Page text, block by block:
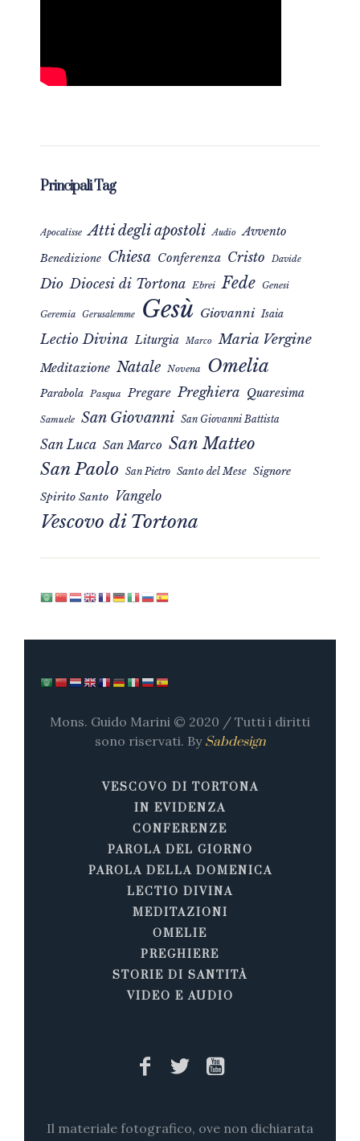
Principali Tag
Apocalisse Atti degli apostoli Audio Avvento
Benedizione Chiesa Conferenza Cristo Davide
Dio Diocesi di Tortona Ebrei Fede Genesi
Geremia Gerusalemme Gesù Giovanni Isaia
Lectio Divina Liturgia Marco Maria Vergine
Meditazione Natale Novena Omelia
Parabola Pasqua Pregare Preghiera Quaresima
Samuele San Giovanni San Giovanni Battista
San Luca San Marco San Matteo
San Paolo San Pietro Santo del Mese Signore
Spirito Santo Vangelo
Vescovo di Tortona
Mons. Guido Marini © 2020 / Tutti i diritti
sono riservati. By Sabdesign
VESCOVO DI TORTONA
IN EVIDENZA
CONFERENZE
PAROLA DEL GIORNO
PAROLA DELLA DOMENICA
LECTIO DIVINA
MEDITAZIONI
OMELIE
PREGHIERE
STORIE DI SANTITÀ
VIDEO E AUDIO
Il materiale fotografico, ove non dichiarata